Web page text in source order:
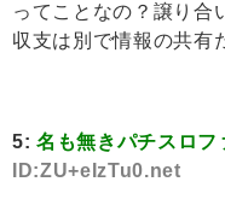
ってことなの？譲り合
収支は別で情報の共有
5: 名も無きパチスロフ
ID:ZU+eIzTu0.net